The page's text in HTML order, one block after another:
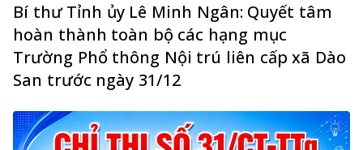
Bí thư Tỉnh ủy Lê Minh Ngân: Quyết tâm
hoàn thành toàn bộ các hạng mục
Trường Phổ thông Nội trú liên cấp xã Dào
San trước ngày 31/12